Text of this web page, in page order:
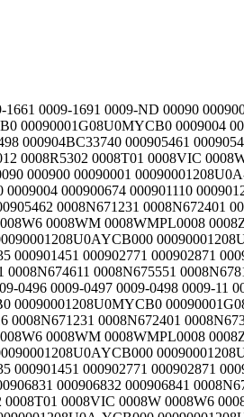
00090001208U0M-YCB0 00090001208U0MYCB0 00090001G08U0M-YCB0 00090001G08U0MYCB0 0009004 000900674 000901110 000901232 000901235 000901451 000902771 0008N671231 0008N672401 0008N673981 0008N674611 0008N675551 0008N678181 0008NF025PF50VN 0008NF50V 0008OHM25121 0008P012 0008R5302 0008T01 0008VIC 0008W 0008W6 0008WM 0008WMPL0008 0008Z 0009 0009-0496 0009-0497 0009-0498 0009-11 0009-11-SRO 0009-1153 0009-1661 0009-1691 0009-ND 00090 000900 00090001 00090001208U0A-YCB000 00090001208U0AYCB000 00090001208U0M-YCB0 00090001208U0MYCB0 00090001G08U0M-YCB0 00090001G08U0MYCB0 0009004 000900674 000901110 000901232 000901235 000901451 000902771 0008N671231 0008N672401 0008N673981 0008N674611 0008N675551 0008N678181 0008NF025PF50VN 0008NF50V 0008OHM25121 0008P012 0008R5302 0008T01 0008VIC 0008W 0008W6 0008WM 0008WMPL0008 0008Z 0009 0009-0496 0009-0497 0009-0498 0009-11 0009-11-SRO 0009-1153 0009-1661 0009-1691 0009-ND 00090 000900 00090001 00090001208U0A-YCB000 00090001208U0AYCB000 00090001208U0M-YCB0 00090001208U0MYCB0 00090001G08U0M-YCB0 00090001G08U0MYCB0 0009004 000900674 000901110 000901232 000901235 000901451 000902771 000902871 000902BC33716 0008N671231 0008N672401 0008N673981 0008N674611 0008N675551 0008N678181 0008NF025PF50VN 0008NF50V 0008OHM25121 0008P012 0008R5302 0008T01 0008VIC 0008W 0008W6 0008WM 0008WMPL0008 0008Z 0009 0009-0496 0009-0497 0009-0498 0009-11 0009-11-SRO 0009-1153 0009-1661 0009-1691 0009-ND 00090 000900 00090001 00090001208U0A-YCB000 00090001208U0AYCB000 00090001208U0M-YCB0 00090001208U0MYCB0 00090001G08U0M-YCB0 00090001G08U0MYCB0 0009004 000900674 000901110 000901232 000901235 000901451 000902771 000902871 000902BC33716 000903021 000903BC33725 0008N671231 0008N672401 0008N673981 0008N674611 0008N675551 0008N678181 0008NF025PF50VN 0008NF50V 0008OHM25121 0008P012 0008R5302 0008T01 0008VIC 0008W 0008W6 0008WM 0008WMPL0008 0008Z 0009 0009-0496 0009-0497 0009-0498 0009-11 0009-11-SRO 0009-1153 0009-1661 0009-1691 0009-ND 00090 000900 00090001 00090001208U0A-YCB000 00090001208U0AYCB000 00090001208U0M-YCB0 00090001208U0MYCB0 00090001G08U0M-YCB0 00090001G08U0MYCB0